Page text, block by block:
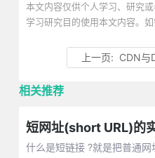
本文内容仅供个人学习、研究
学习研究目的使用本文内容。
上一页: CDN与
相关推荐
短网址(short URL)的
什么是短链接 ?就是把普通